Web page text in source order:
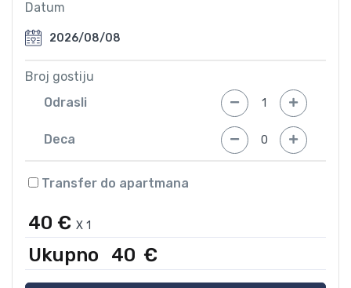
Datum
Broj gostiju
Odrasli
Deca
Transfer do apartmana
40 € X 1
Ukupno 40 €